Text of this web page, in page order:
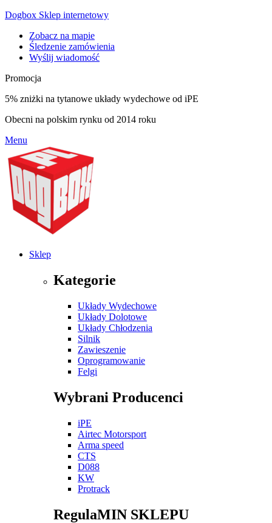
Dogbox Sklep internetowy
Zobacz na mapie
Śledzenie zamówienia
Wyślij wiadomość
Promocja
5% zniżki na tytanowe układy wydechowe od iPE
Obecni na polskim rynku od 2014 roku
Menu
Sklep
Kategorie
Układy Wydechowe
Układy Dolotowe
Układy Chłodzenia
Silnik
Zawieszenie
Oprogramowanie
Felgi
Wybrani Producenci
iPE
Airtec Motorsport
Arma speed
CTS
D088
KW
Protrack
RegulaMIN SKLEPU